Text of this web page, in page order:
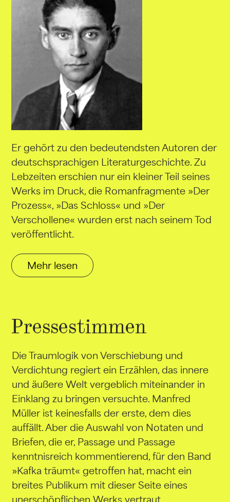
Er gehört zu den bedeutendsten Autoren der
deutschsprachigen Literaturgeschichte. Zu
Lebzeiten erschien nur ein kleiner Teil seines
Werks im Druck, die Romanfragmente »Der
Prozess«, »Das Schloss« und »Der
Verschollene« wurden erst nach seinem Tod
veröffentlicht.
Mehr lesen
Pressestimmen
Die Traumlogik von Verschiebung und
Verdichtung regiert ein Erzählen, das innere
und äußere Welt vergeblich miteinander in
Einklang zu bringen versuchte. Manfred
Müller ist keinesfalls der erste, dem dies
auffällt. Aber die Auswahl von Notaten und
Briefen, die er, Passage und Passage
kenntnisreich kommentierend, für den Band
»Kafka träumt« getroffen hat, macht ein
breites Publikum mit dieser Seite eines
unerschöpflichen Werks vertraut.